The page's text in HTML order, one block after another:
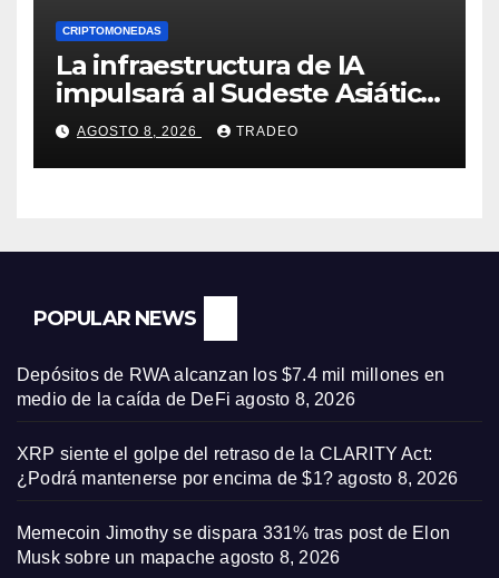
CRIPTOMONEDAS
La infraestructura de IA
impulsará al Sudeste Asiático,
destaca United Overseas
Bank
AGOSTO 8, 2026 TRADEO
POPULAR NEWS
Depósitos de RWA alcanzan los $7.4 mil millones en
medio de la caída de DeFi agosto 8, 2026
XRP siente el golpe del retraso de la CLARITY Act:
¿Podrá mantenerse por encima de $1? agosto 8, 2026
Memecoin Jimothy se dispara 331% tras post de Elon
Musk sobre un mapache agosto 8, 2026